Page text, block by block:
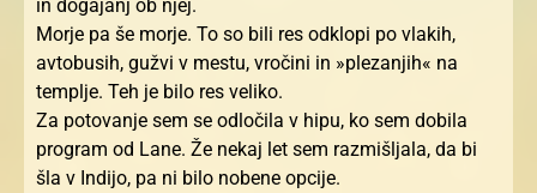
in dogajanj ob njej.
Morje pa še morje. To so bili res odklopi po vlakih,
avtobusih, gužvi v mestu, vročini in »plezanjih« na
templje. Teh je bilo res veliko.
Za potovanje sem se odločila v hipu, ko sem dobila
program od Lane. Že nekaj let sem razmišljala, da bi
šla v Indijo, pa ni bilo nobene opcije.